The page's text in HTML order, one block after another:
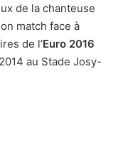
de la chanteuse
match face à
de l’Euro 2016
au Stade Josy-